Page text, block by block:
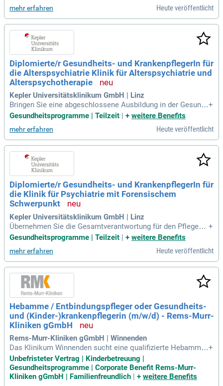
13. Gehalt als Weihnachtsgeld. Zudem bieten wir eine betrie
bliche Altersversorgung und Unterstützung durch Gehaltsum
wandlung. Unsere kostenlose externe Mitarbeitendenberatu
ng (mein EAP) hilft Ihnen in sämtlichen Lebenslagen. Arbeit
en Sie in einem sinnstiftenden Beruf, in dem Sie Menschen
mit chronischen Nierenerkrankungen helfen und gleichzeitig
in einem kollegialen Umfeld wirken.
mehr erfahren Heute veröffentlicht
Diplomierte/r Gesundheits- und KrankenpflegerIn für
die Alterspsychiatrie Klinik für Alterspsychiatrie und
Alterspsychotherapie
Kepler Universitätsklinikum GmbH | Linz
Bringen Sie eine abgeschlossene Ausbildung in der Gesund
heits- und Krankenpflege mit? Verfügen Sie über gute IT-Ken
ten Sie bei uns spannende Herausforderungen in der ganzhe
itlichen Patientenversorgung!
+
Gesundheitsprogramme | Teilzeit
+ weitere Benefits
mehr erfahren Heute veröffentlicht
Diplomierte/r Gesundheits- und KrankenpflegerIn für
die Klinik für Psychiatrie mit Forensischem
Schwerpunkt
Kepler Universitätsklinikum GmbH | Linz
Übernehmen Sie die Gesamtverantwortung für den Pflegepr
ozess gemäß Gesundheits- und Krankenpflegegesetz. Deleg
ieren und subdelegieren Sie an pflegerische und medizinisc
h-pflegerische Assistenzberufe. Gestalten Sie aktiv die Zuku
nft der Gesundheitsversorgung mit!
+
Gesundheitsprogramme | Teilzeit | + weitere Benefits
mehr erfahren Heute veröffentlicht
Hebamme / Entbindungspfleger oder Gesundheits-
und (Kinder-)krankenpflegerin (m/w/d) - Rems-Murr-
Kliniken gGmbH
Rems-Murr-Kliniken gGmbH | Winnenden
Das Klinikum Winnenden sucht eine qualifizierte Hebamme
oder Gesundheits- und (Kinder-) Krankenpflegerin (m/w/d) in
Vollzeit oder Teilzeit (mind. 50%). Unser leistungsstarkes T
eam versorgt in 21 Fachkliniken jährlich rund 51.000 Patient
innen und Patienten. Du wirst auf unserer Risikoschwangere
+
Unbefristeter Vertrag | Kinderbetreuung |
Gesundheitsprogramme | Corporate Benefit Rems-Murr-
Kliniken gGmbH | Familienfreundlich | + weitere Benefits